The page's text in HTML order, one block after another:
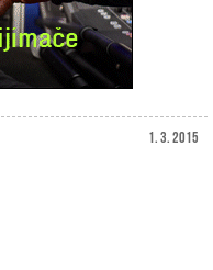
1. 3. 2015